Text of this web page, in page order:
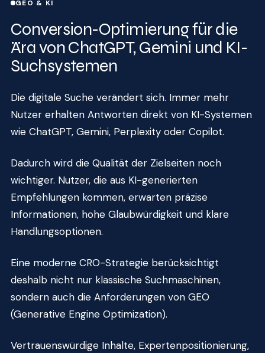
GEO & KI
Conversion-Optimierung für die
Ära von ChatGPT, Gemini und KI-
Suchsystemen
Die digitale Suche verändert sich. Immer mehr
Nutzer erhalten Antworten direkt von KI-Systemen
wie ChatGPT, Gemini, Perplexity oder Copilot.
Dadurch wird die Qualität der Zielseiten noch
wichtiger. Nutzer, die aus KI-generierten
Empfehlungen kommen, erwarten präzise
Informationen, hohe Glaubwürdigkeit und klare
Handlungsoptionen.
Eine moderne CRO-Strategie berücksichtigt
deshalb nicht nur klassische Suchmaschinen,
sondern auch die Anforderungen von GEO
(Generative Engine Optimization).
Vertrauenswürdige Inhalte, Expertenpositionierung,